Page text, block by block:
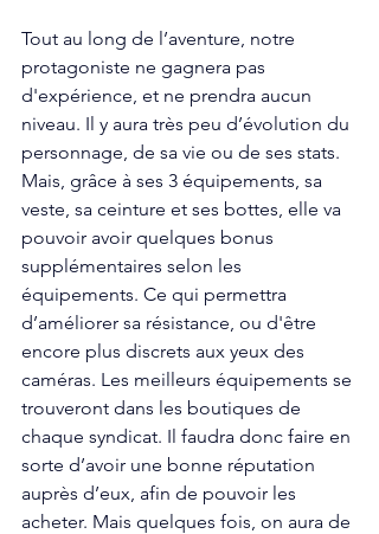
Tout au long de l’aventure, notre
protagoniste ne gagnera pas
d'expérience, et ne prendra aucun
niveau. Il y aura très peu d’évolution du
personnage, de sa vie ou de ses stats.
Mais, grâce à ses 3 équipements, sa
veste, sa ceinture et ses bottes, elle va
pouvoir avoir quelques bonus
supplémentaires selon les
équipements. Ce qui permettra
d’améliorer sa résistance, ou d'être
encore plus discrets aux yeux des
caméras. Les meilleurs équipements se
trouveront dans les boutiques de
chaque syndicat. Il faudra donc faire en
sorte d’avoir une bonne réputation
auprès d’eux, afin de pouvoir les
acheter. Mais quelques fois, on aura de